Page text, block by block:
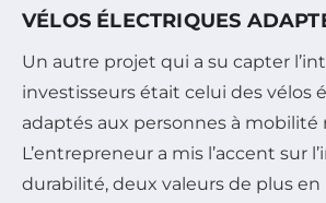
VÉLOS ÉLECTRIQUES
Un autre projet qui a su capter
investisseurs était celui des vélos
adaptés aux personnes à mobilité
L’entrepreneur a mis l’accent sur
durabilité, deux valeurs de plus en